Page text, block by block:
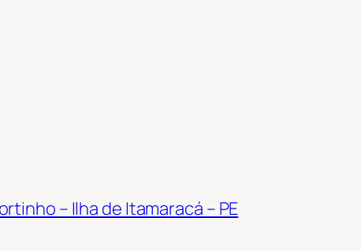
– Ilha de Itamaracá – PE